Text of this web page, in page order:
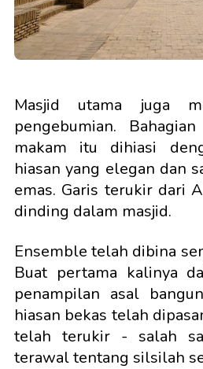
Masjid utama juga
pengebumian.
makam itu dihiasi
hiasan yang elegan dan
emas. Garis terukir dari
dinding dalam masjid.
Ensemble telah dibina
Buat pertama kalinya
penampilan asal
hiasan bekas telah
telah terukir - salah
terawal tentang silsilah